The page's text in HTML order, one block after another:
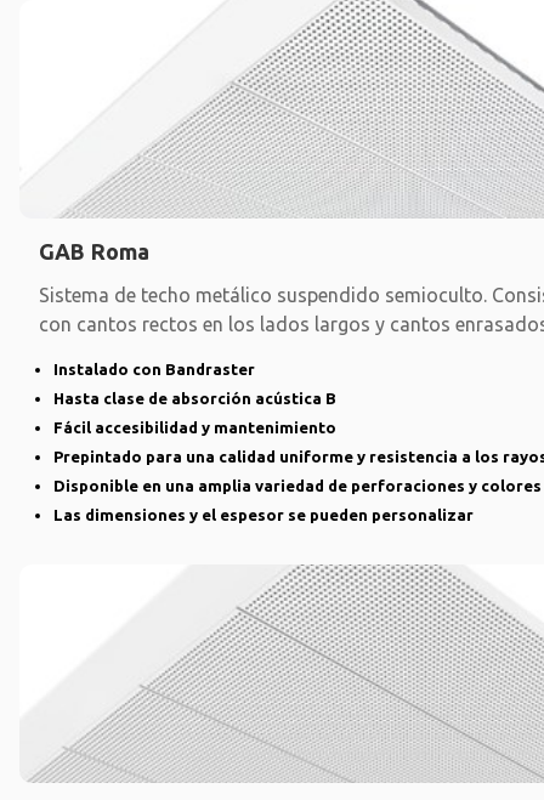
GAB Roma
Sistema de techo metálico suspendido semioculto.
con cantos rectos en los lados largos y cantos
Instalado con Bandraster
Hasta clase de absorción acústica B
Fácil accesibilidad y mantenimiento
Prepintado para una calidad uniforme y resistencia a los
Disponible en una amplia variedad de perforaciones y colores
Las dimensiones y el espesor se pueden personalizar